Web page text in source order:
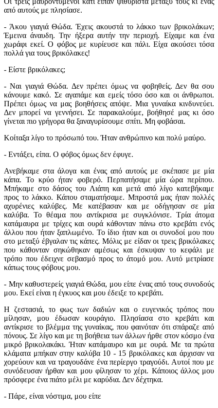
από αυτούς με πλησίασε.
- Άκου γιαγιά Θώδα. Έχεις ακουστά το λάκκο των βρικολάκων;
Έμεινα άναυδη. Την ήξερα αυτήν την περιοχή. Είχαμε και ένα
χωράφι εκεί. Ο φόβος με κυρίευσε και πάλι. Είχα ακούσει τόσα
πολλά για τους βρικόλακες!
- Είστε βρικόλακες;
- Ναι γιαγιά Θώδα. Δεν πρέπει όμως να φοβηθείς. Δεν θα σου
κάνουμε κακό. Σε αγαπάμε και εμείς τόσο όσο και οι άνθρωποι.
Πρέπει όμως να μας βοηθήσεις απόψε. Μια γυναίκα κινδυνεύει.
Δεν μπορεί να γεννήσει. Σε παρακαλούμε, βοήθησέ μας κι όσο
γίνεται πιο γρήγορα θα ξαναγυρίσουμε σπίτι. Μη φοβάσαι.
Κοίταξα λίγο το πρόσωπό του. Ήταν ανθρώπινο και πολύ μαύρο.
- Εντάξει, είπα. Ο φόβος όμως δεν έφυγε.
Ανεβήκαμε στα άλογα και ένας από αυτούς με σκέπασε με μία
κάπα. Το κρύο ήταν φοβερό. Περπατήσαμε μία ώρα περίπου.
Μπήκαμε στο δάσος του Λιάπη και μετά από λίγο κατεβήκαμε
προς το λάκκο. Κάπου σταματήσαμε. Μπροστά μας ήταν πολλές
αχυρένιες καλύβες. Με κατέβασαν και με οδήγησαν σε μία
καλύβα. Το θέαμα που αντίκρισα με συγκλόνισε. Τρία άτομα
κατάμαυρα με τρίχες και ουρά κάθονταν πάνω στο κρεβάτι ενός
άλλου που ήταν ξαπλωμένο. Το ίδιο ήταν και οι συνοδοί μου που
στο μεταξύ έβγαλαν τις κάπες. Μόλις με είδαν οι τρεις βρικόλακες
που κάθονταν σηκώθηκαν αμέσως και έσκυψαν το κεφάλι με
τρόπο που έδειχνε σεβασμό προς το άτομό μου. Αυτό μετρίασε
κάπως τους φόβους μου.
- Μην καθυστερείς γιαγιά Θώδα, μου είπε ένας από τους συνοδούς
μου. Εκεί είναι η έγκυος και μου έδειξε το κρεβάτι.
Η ζεστασιά, το φως των δαδιών και ο ευγενικός τρόπος που
μίλησαν, μου έδωσαν κουράγιο. Πλησίασα στο κρεβάτι και
αντίκρισε το βλέμμα της γυναίκας, που φαινόταν ότι σπάραζε από
πόνους. Σε λίγο και με τη βοήθεια των άλλων ήρθε στον κόσμο ένα
μικρό βρικολακάκι. Ήταν κατάμαυρο και με ουρά. Με τα πρώτα
κλάματα μπήκαν στην καλύβα 10 - 15 βρικόλακες και άρχισαν να
χορεύουν και να τραγουδάνε ένα περίεργο τραγούδι. Αυτοί που με
συνόδευσαν ήρθαν και μου φίλησαν το χέρι. Κάποιος άλλος μου
πρόσφερε ένα πιάτο μέλι με καρύδια. Δεν δέχτηκα.
- Πάρε, είναι νόστιμα, μου είπε